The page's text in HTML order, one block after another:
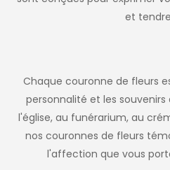
et
Chaque couronne de fleurs
personnalité et les
l'église, au funérarium, au
nos couronnes de fleurs
l'affection que vous